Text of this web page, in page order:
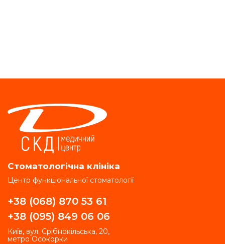
Стоматологічна клініка
Центр функціональної стоматології
+38 (068) 870 53 61
+38 (095) 849 06 06
Київ, вул. Срібнокільська, 20,
метро Осокорки